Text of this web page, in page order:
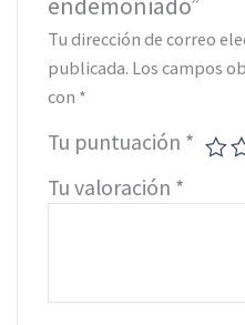
Tu dirección de correo
publicada. Los campos
con *
Tu puntuación *
Tu valoración *